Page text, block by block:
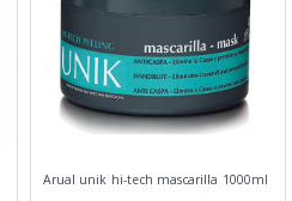
Arual unik hi-tech mascarilla 1000ml